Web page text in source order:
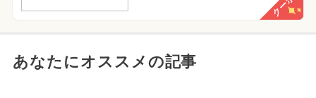
あなたにオススメの記事